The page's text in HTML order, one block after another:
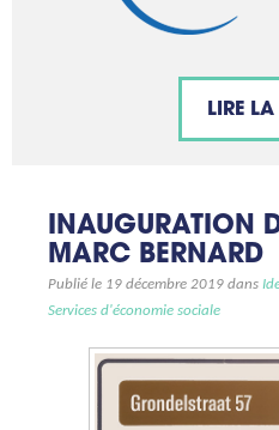
LIRE LA
INAUGURATION
MARC BERNARD
Publié le 19 décembre 2019 dans
Services d'économie sociale